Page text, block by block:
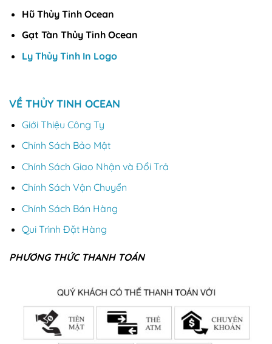
Hũ Thủy Tinh Ocean
Gạt Tàn Thủy Tinh Ocean
Ly Thủy Tinh In Logo
VỀ THỦY TINH OCEAN
Giới Thiệu Công Ty
Chính Sách Bảo Mật
Chính Sách Giao Nhận và Đổi Trả
Chính Sách Vận Chuyển
Chính Sách Bán Hàng
Qui Trình Đặt Hàng
PHƯƠNG THỨC THANH TOÁN